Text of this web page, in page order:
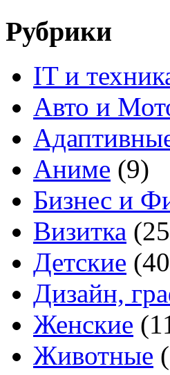
Рубрики
IT и
Авто и
Аниме (9)
Бизнес и
Визитка
Детские
Дизайн,
Женские
Животные